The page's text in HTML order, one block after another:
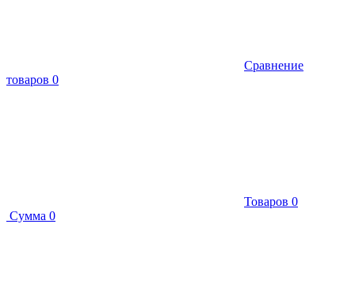
Сравнение
товаров 0
Товаров 0
Сумма 0